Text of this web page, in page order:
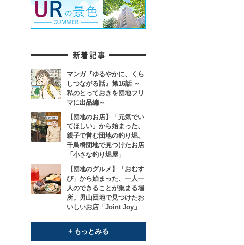
マンガ『ゆるやかに、くら
しつながる話』第16話 ～
私のとっておきを団地フリ
マに出品編～
【団地のお店】「元気でい
てほしい」から始まった、
親子で営む団地の釣り堀。
千鳥橋団地で見つけたお店
「小さな釣り堀屋」
【団地のグルメ】「おむす
び」から始まった、一人一
人のできることが集まる場
所。男山団地で見つけたお
いしいお店「Joint Joy」
+ もっとみる